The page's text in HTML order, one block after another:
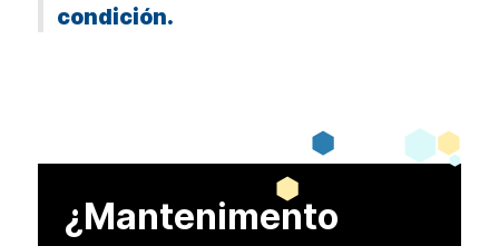
condición.
¿Mantenimento